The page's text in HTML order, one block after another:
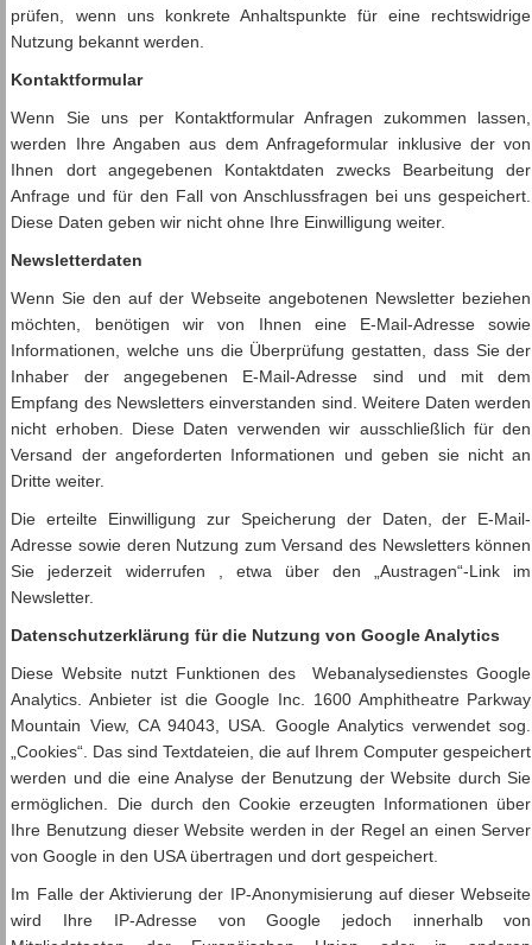
prüfen, wenn uns konkrete Anhaltspunkte für eine rechtswidrige
Nutzung bekannt werden.
Kontaktformular
Wenn Sie uns per Kontaktformular Anfragen zukommen lassen,
werden Ihre Angaben aus dem Anfrageformular inklusive der von
Ihnen dort angegebenen Kontaktdaten zwecks Bearbeitung der
Anfrage und für den Fall von Anschlussfragen bei uns gespeichert.
Diese Daten geben wir nicht ohne Ihre Einwilligung weiter.
Newsletterdaten
Wenn Sie den auf der Webseite angebotenen Newsletter beziehen
möchten, benötigen wir von Ihnen eine E-Mail-Adresse sowie
Informationen, welche uns die Überprüfung gestatten, dass Sie der
Inhaber der angegebenen E-Mail-Adresse sind und mit dem
Empfang des Newsletters einverstanden sind. Weitere Daten werden
nicht erhoben. Diese Daten verwenden wir ausschließlich für den
Versand der angeforderten Informationen und geben sie nicht an
Dritte weiter.
Die erteilte Einwilligung zur Speicherung der Daten, der E-Mail-
Adresse sowie deren Nutzung zum Versand des Newsletters können
Sie jederzeit widerrufen , etwa über den „Austragen“-Link im
Newsletter.
Datenschutzerklärung für die Nutzung von Google Analytics
Diese Website nutzt Funktionen des Webanalysedienstes Google
Analytics. Anbieter ist die Google Inc. 1600 Amphitheatre Parkway
Mountain View, CA 94043, USA. Google Analytics verwendet sog.
„Cookies“. Das sind Textdateien, die auf Ihrem Computer gespeichert
werden und die eine Analyse der Benutzung der Website durch Sie
ermöglichen. Die durch den Cookie erzeugten Informationen über
Ihre Benutzung dieser Website werden in der Regel an einen Server
von Google in den USA übertragen und dort gespeichert.
Im Falle der Aktivierung der IP-Anonymisierung auf dieser Webseite
wird Ihre IP-Adresse von Google jedoch innerhalb von